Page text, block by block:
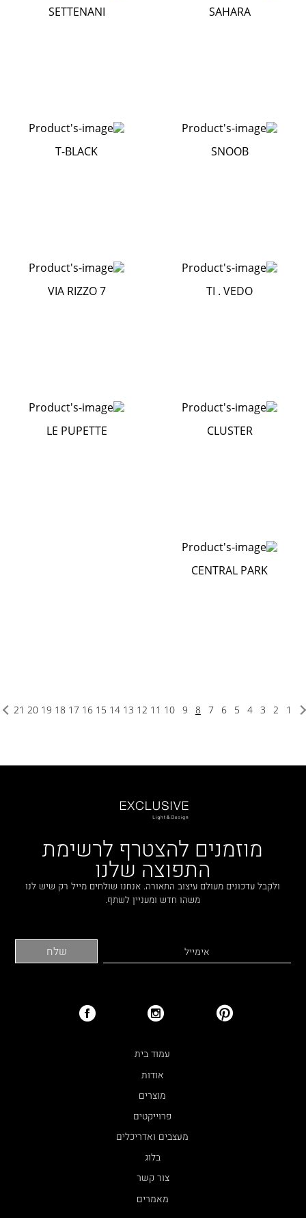
SAHARA
SETTENANI
SNOOB
T-BLACK
TI . VEDO
VIA RIZZO 7
CLUSTER
LE PUPETTE
CENTRAL PARK
1
2
3
4
5
6
7
8
9
10
11
12
13
14
15
16
17
18
19
20
21
מוזמנים להצטרף לרשימת
התפוצה שלנו
ולקבל עדכונים מעולם עיצוב התאורה. אנחנו שולחים מייל רק שיש לנו
משהו חדש ומעניין לשתף.
עמוד בית
אודות
מוצרים
פרוייקטים
מעצבים ואדריכלים
בלוג
צור קשר
מאמרים